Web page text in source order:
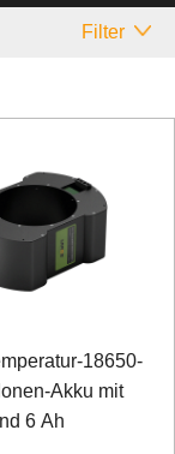
Filter
18650-
Akku mit
6 Ah